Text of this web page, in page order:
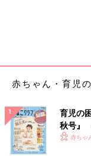
赤ちゃん・育児
育児の
秋号』
いっぱ
赤ちゃ